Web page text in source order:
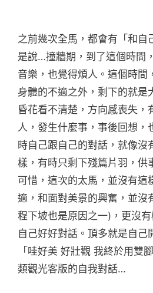
之前幾次全馬，都會有「和自
是說…撞牆期，到了這個時間
音樂，也覺得煩人。這個時間
身體的不適之外，剩下的就是
昏花看不清楚，方向感喪失，
人，發生什麼事，事後回想，
時自己跟自己的對話，就像沒
樣，有時只剩下殘篇片羽，供
可惜，這次的太馬，並沒有這
適，和面對美景的興奮，並沒
程下坡也是原因之一)，更沒
自己好好對話。頂多就是自己
「哇好美 好壯觀 我終於用雙
類觀光客版的自我對話…